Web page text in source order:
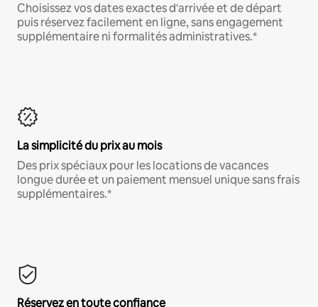
Choisissez vos dates exactes d'arrivée et de départ
puis réservez facilement en ligne, sans engagement
supplémentaire ni formalités administratives.*
La simplicité du prix au mois
Des prix spéciaux pour les locations de vacances
longue durée et un paiement mensuel unique sans frais
supplémentaires.*
Réservez en toute confiance